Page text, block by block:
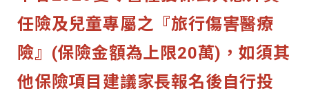
任險及兒童專屬之『旅行傷害醫療
險』(保險金額為上限20萬) ，如須其
他保險項目建議家長報名後自行投